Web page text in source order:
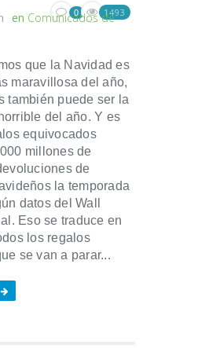
en Comunicados de
0 1493
que la Navidad es
maravillosa del año,
también puede ser la
del año. Y es
equivocados
millones de
de
la temporada
datos del Wall
Eso se traduce en
los regalos
se van a parar...